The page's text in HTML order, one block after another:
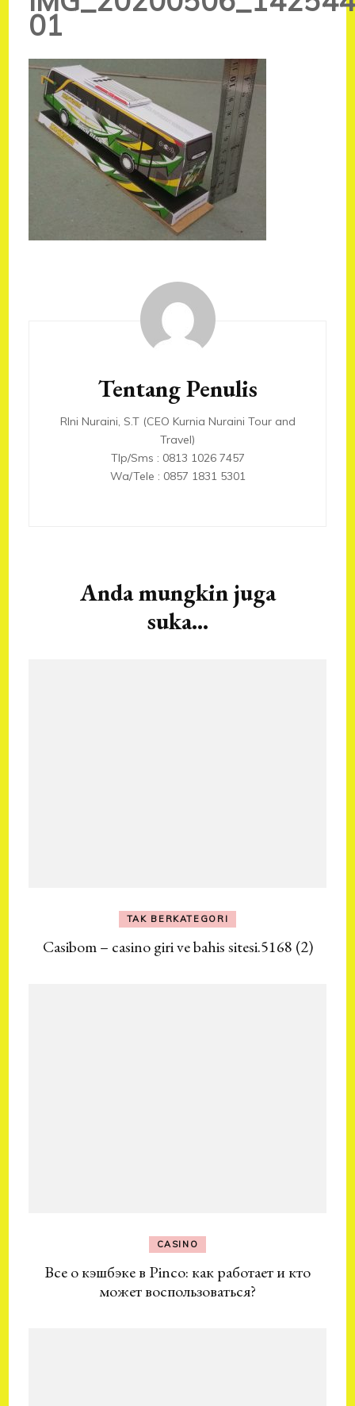
01
Tentang Penulis
RIni Nuraini, S.T (CEO Kurnia Nuraini Tour and
Travel)
Tlp/Sms : 0813 1026 7457
Wa/Tele : 0857 1831 5301
Anda mungkin juga
suka...
TAK BERKATEGORI
Casibom – casino giri ve bahis sitesi.5168 (2)
CASINO
Все о кэшбэке в Pinco: как работает и кто
может воспользоваться?